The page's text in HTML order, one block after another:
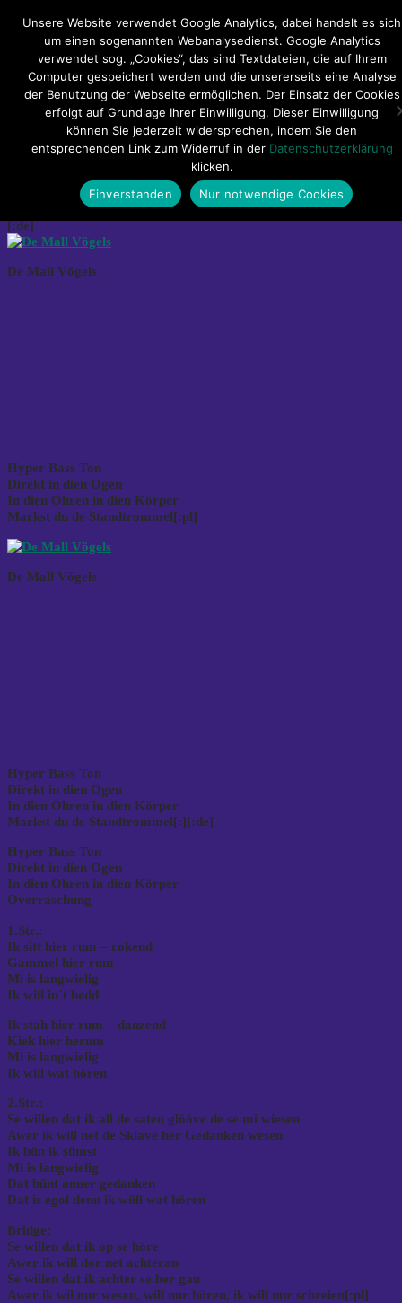
Impressum Datenschutzerklärung
Teilnahmebedingungen
Sitemap
Kontakt
[:de]De Mall Vögels – Hyper Bass
Ton[:pl]De Mall Vögels – Hyper Bass
[:de]
De Mall Vögels
Hyper Bass Ton
Direkt in dien Ogen
In dien Ohren in dien Körper
Markst du de Standtrommel[:pl]
De Mall Vögels
Hyper Bass Ton
Direkt in dien Ogen
In dien Ohren in dien Körper
Markst du de Standtrommel[:][:de]
Hyper Bass Ton
Direkt in dien Ogen
In dien Ohren in dien Körper
Overraschung
1.Str.:
Ik sitt hier rum – rokend
Gammel hier rum
Mi is langwielig
Ik will in´t bedd
Ik stah hier rum – danzend
Kiek hier herum
Mi is langwielig
Ik will wat hören
2.Str.:
Se willen dat ik all de saten glööve de se mi wiesen
Awer ik will net de Sklave her Gedanken wesen
Ik bün ik sümst
Mi is langwielig
Dat bünt anner gedanken
Dat is egol denn ik wüll wat hören
Bridge:
Se willen dat ik op se höre
Awer ik will dor net achteran
Se willen dat ik achter se her gau
Awer ik wil nur wesen, will nur hören, ik will nur schreien[:pl]
Hauptmenü
Unsere Website verwendet Google Analytics, dabei handelt es sich
um einen sogenannten Webanalysedienst. Google Analytics
verwendet sog. „Cookies“, das sind Textdateien, die auf Ihrem
Computer gespeichert werden und die unsererseits eine Analyse
der Benutzung der Webseite ermöglichen. Der Einsatz der Cookies
erfolgt auf Grundlage Ihrer Einwilligung. Dieser Einwilligung
können Sie jederzeit widersprechen, indem Sie den
entsprechenden Link zum Widerruf in der Datenschutzerklärung
klicken.
Einverstanden
Nur notwendige Cookies